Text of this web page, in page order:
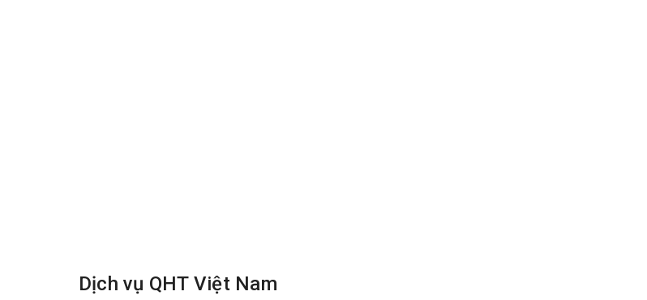
Dịch vụ QHT Việt Nam